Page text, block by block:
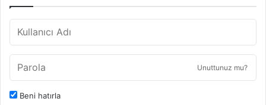
Unuttunuz mu?
Beni hatırla